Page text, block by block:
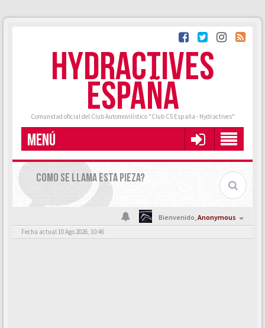
HYDRACTIVES
ESPAÑA
Comunidad oficial del Club Automovilístico "Club C5 España - Hydractives"
MENÚ
COMO SE LLAMA ESTA PIEZA?
Bienvenido,Anonymous
Fecha actual 10 Ago 2026, 10:46